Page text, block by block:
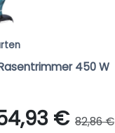
450 W
€ 82,86 €